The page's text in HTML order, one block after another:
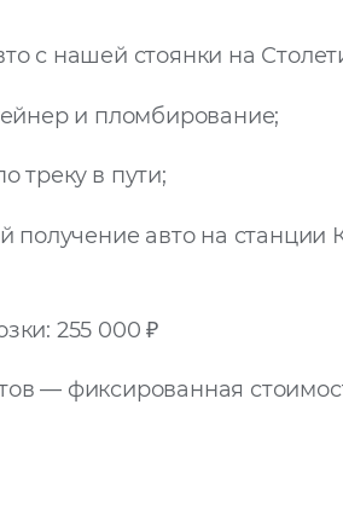
с нашей стоянки на
и пломбирование;
треку в пути;
получение авто на станции
255 000 ₽
— фиксированная